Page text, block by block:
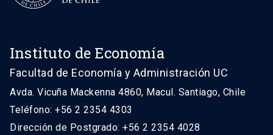
Instituto de Economía
Facultad de Economía y Administración UC
Avda. Vicuña Mackenna 4860, Macul. Santiago, Chile
Teléfono: +56 2 2354 4303
Dirección de Postgrado: +56 2 2354 4028